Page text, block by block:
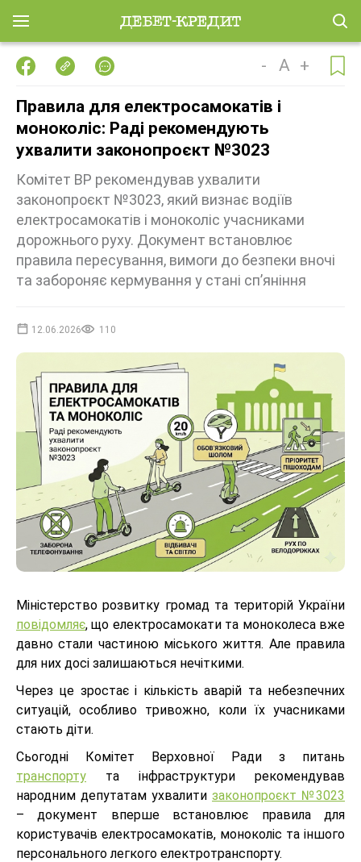
- A +
Правила для електросамокатів і
моноколіс: Раді рекомендують
ухвалити законопроєкт №3023
Комітет ВР рекомендував ухвалити
законопроєкт №3023, який визнає водіїв
електросамокатів і моноколіс учасниками
дорожнього руху. Документ встановлює
правила пересування, вимоги до безпеки вночі
та забороняє кермування у стані сп’яніння
12.06.2026 110
Міністерство розвитку громад та територій України
повідомляє, що електросамокати та моноколеса вже
давно стали частиною міського життя. Але правила
для них досі залишаються нечіткими.
Через це зростає і кількість аварій та небезпечних
ситуацій, особливо тривожно, коли їх учасниками
стають діти.
Сьогодні Комітет Верховної Ради з питань
транспорту та інфраструктури рекомендував
народним депутатам ухвалити законопроєкт №3023
– документ вперше встановлює правила для
користувачів електросамокатів, моноколіс та іншого
персонального легкого електротранспорту.